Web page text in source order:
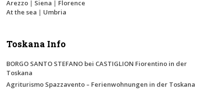
Arezzo | Siena | Florence
At the sea | Umbria
Toskana Info
BORGO SANTO STEFANO bei CASTIGLION Fiorentino in der
Toskana
Agriturismo Spazzavento – Ferienwohnungen in der Toskana